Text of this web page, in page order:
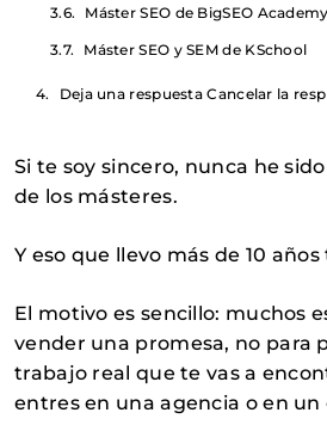
Máster SEO de BigSEO Academy
Máster SEO y SEM de KSchool
Deja una respuesta Cancelar la
Si te soy sincero, nunca he
de los másteres.
Y eso que llevo más de 10
El motivo es sencillo: muchos
vender una promesa, no para
trabajo real que te vas a
entres en una agencia o en un